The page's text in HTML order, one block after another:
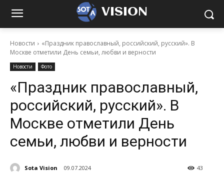
VISION
Новости
«Праздник православный, российский, русский». В
Москве отметили День семьи, любви и верности
Новости Фото
«Праздник православный,
российский, русский». В
Москве отметили День
семьи, любви и верности
Sota Vision 09.07.2024 43